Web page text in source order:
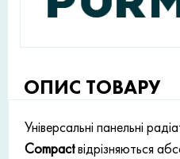
ОПИС ТОВАРУ
Універсальні панельні
Compactвідрізняються